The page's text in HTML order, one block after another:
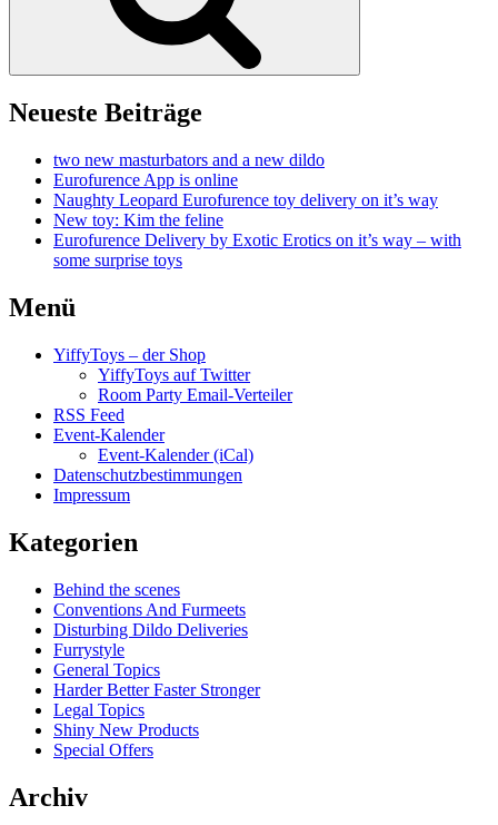
Neueste Beiträge
two new masturbators and a new dildo
Eurofurence App is online
Naughty Leopard Eurofurence toy delivery on it’s way
New toy: Kim the feline
Eurofurence Delivery by Exotic Erotics on it’s way – with
some surprise toys
Menü
YiffyToys – der Shop
YiffyToys auf Twitter
Room Party Email-Verteiler
RSS Feed
Event-Kalender
Event-Kalender (iCal)
Datenschutzbestimmungen
Impressum
Kategorien
Behind the scenes
Conventions And Furmeets
Disturbing Dildo Deliveries
Furrystyle
General Topics
Harder Better Faster Stronger
Legal Topics
Shiny New Products
Special Offers
Archiv